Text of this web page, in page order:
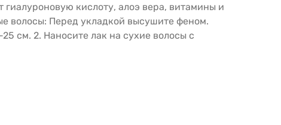
кислоту, алоэ вера, витамины и
волосы: Перед укладкой высушите феном.
см. 2. Наносите лак на сухие волосы с